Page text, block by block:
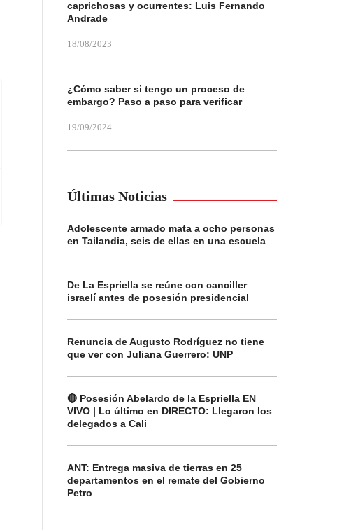
caprichosas y ocurrentes: Luis Fernando
Andrade
18/08/2023
¿Cómo saber si tengo un proceso de
embargo? Paso a paso para verificar
19/09/2024
Últimas Noticias
Adolescente armado mata a ocho personas
en Tailandia, seis de ellas en una escuela
De La Espriella se reúne con canciller
israelí antes de posesión presidencial
Renuncia de Augusto Rodríguez no tiene
que ver con Juliana Guerrero: UNP
🔴 Posesión Abelardo de la Espriella EN
VIVO | Lo último en DIRECTO: Llegaron los
delegados a Cali
ANT: Entrega masiva de tierras en 25
departamentos en el remate del Gobierno
Petro